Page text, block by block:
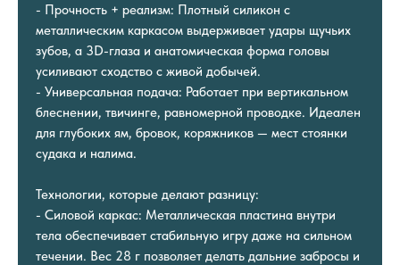
- Прочность + реализм: Плотный силикон с
металлическим каркасом выдерживает удары щучьих
зубов, а 3D-глаза и анатомическая форма головы
усиливают сходство с живой добычей.
- Универсальная подача: Работает при вертикальном
блеснении, твичинге, равномерной проводке. Идеален
для глубоких ям, бровок, коряжников — мест стоянки
судака и налима.
Технологии, которые делают разницу:
- Силовой каркас: Металлическая пластина внутри
тела обеспечивает стабильную игру даже на сильном
течении. Вес 28 г позволяет делать дальние забросы и